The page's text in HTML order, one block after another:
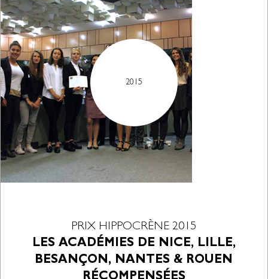
2015
PRIX HIPPOCRÈNE 2015
LES ACADÉMIES DE NICE, LILLE,
BESANÇON, NANTES & ROUEN